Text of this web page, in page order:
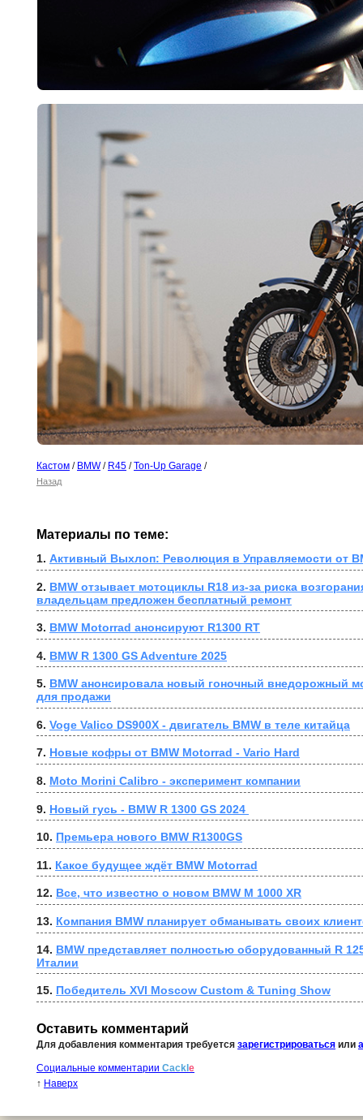
Кастом / BMW/ R45 /Ton-Up Garage /
Назад
Материалы по теме:
1. Активный Выхлоп: Революция в Управляемости от
2. BMW отзывает мотоциклы R18 из-за риска
владельцам предложен бесплатный ремонт
3. BMW Motorrad анонсируют R1300 RT
4. BMW R 1300 GS Adventure 2025
5. BMW анонсировала новый гоночный внедорожный
для продажи
6. Voge Valico DS900X - двигатель BMW в теле китайца
7. Новые кофры от BMW Motorrad - Vario Hard
8. Moto Morini Calibro - эксперимент компании
9. Новый гусь - BMW R 1300 GS 2024
10. Премьера нового BMW R1300GS
11. Какое будущее ждёт BMW Motorrad
12. Все, что известно о новом BMW M 1000 XR
13. Компания BMW планирует обманывать своих
14. BMW представляет полностью оборудованный R
Италии
15. Победитель XVI Moscow Custom & Tuning Show
Оставить комментарий
Для добавления комментария требуется зарегистрироваться или
Социальные комментарии Cackl e
↑ Наверх